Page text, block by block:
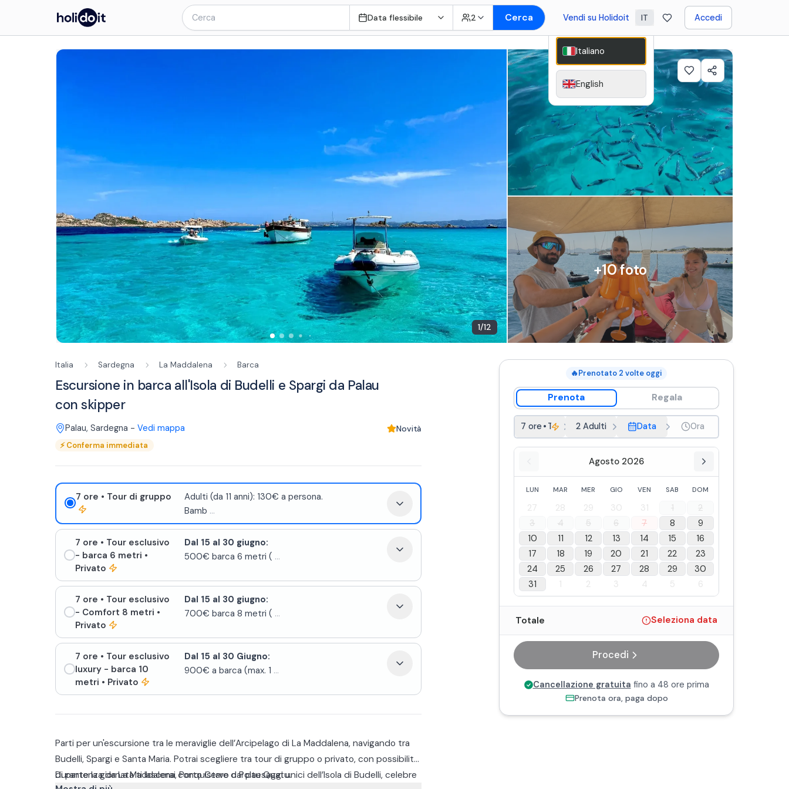
Data flessibile 2 Cerca Vendi su Holidoit IT Accedi
1/12
+10foto
Italia Sardegna La Maddalena Barca
Escursione in barca all'Isola di Budelli e Spargi da Palau
con skipper
Palau, Sardegna - Vedi mappa Novità
⚡Conferma immediata
7 ore • Tour di gruppo
Adulti (da 11 anni): 130€ a persona.
Bamb ...
7 ore • Tour esclusivo
- barca 6 metri •
Privato
Dal 15 al 30 giugno:
500€ barca 6 metri ( ...
7 ore • Tour esclusivo
- Comfort 8 metri •
Privato
Dal 15 al 30 giugno:
700€ barca 8 metri ( ...
7 ore • Tour esclusivo
luxury - barca 10
metri • Privato
Dal 15 al 30 Giugno:
900€ a barca (max. 1 ...
Parti per un'escursione tra le meraviglie dell’Arcipelago di La Maddalena, navigando tra
Budelli, Spargi e Santa Maria. Potrai scegliere tra tour di gruppo o privato, con possibilità
di partenza da La Maddalena, Porto Cervo o Poltu Quatu.
Durante la giornata ti lascerai conquistare dai paesaggi unici dell’Isola di Budelli, celebre
🔥Prenotato 2 volte oggi
Prenota Regala
7 ore • Tour di gruppo
2 Adulti Data Ora
Agosto 2026
LUN MAR MER GIO VEN SAB DOM
27 28 29 30 31 1
2
3
4 5 6 7 8
9
10
11 12 13 14 15
16
17
18 19 20 21 22
23
24
25 26 27 28 29
30
31
1 2 3 4 5 6
Totale Seleziona data
Procedi
Cancellazione gratuita fino a 48 ore prima
Prenota ora, paga dopo
Italiano
English